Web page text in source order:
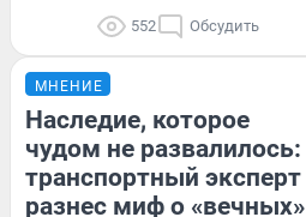
552 Обсудить
МНЕНИЕ
Наследие, которое
чудом не развалилось:
транспортный эксперт
разнес миф о «вечных»